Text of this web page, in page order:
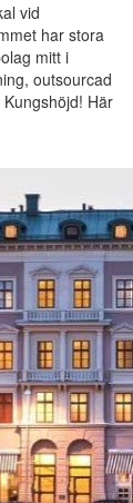
vid
har stora
mitt i
outsourcad
Här